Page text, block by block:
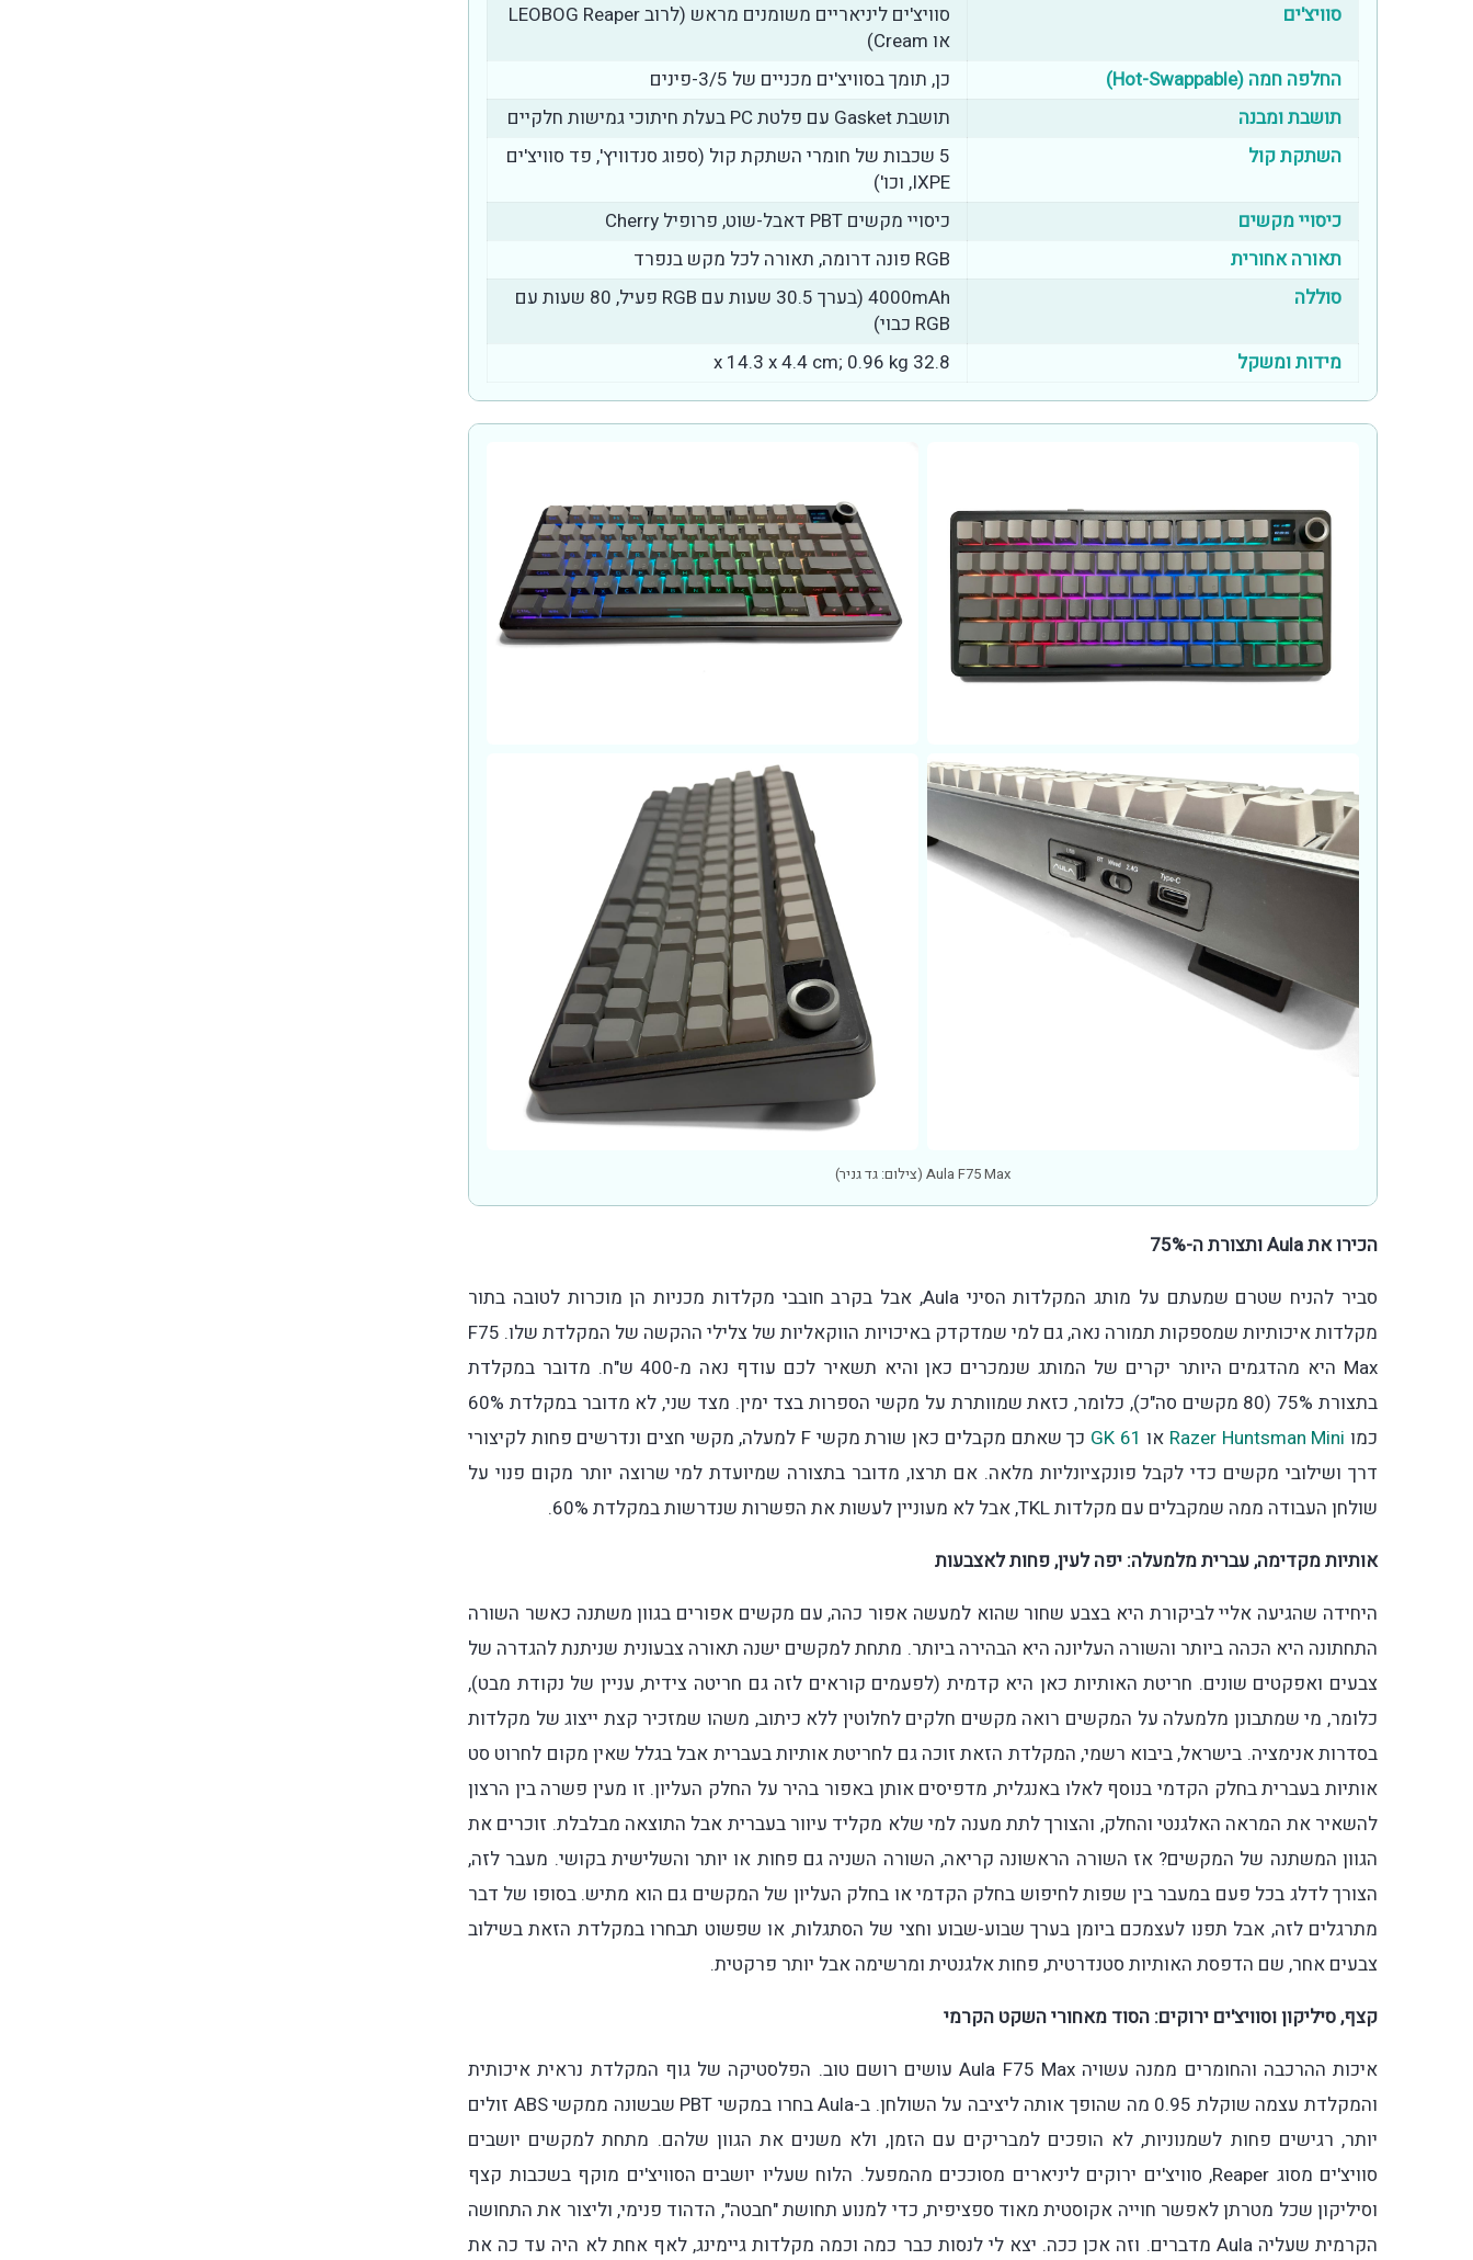
סוויצ'ים
סוויצ'ים ליניאריים משומנים מראש (לרוב LEOBOG Reaper
או Cream)
החלפה חמה (Hot-Swappable)
כן, תומך בסוויצ'ים מכניים של 3/5-פינים
תושבת ומבנה
תושבת Gasket עם פלטת PC בעלת חיתוכי גמישות חלקיים
השתקת קול
5 שכבות של חומרי השתקת קול (ספוג סנדוויץ', פד סוויצ'ים
IXPE, וכו')
כיסויי מקשים
כיסויי מקשים PBT דאבל-שוט, פרופיל Cherry
תאורה אחורית
RGB פונה דרומה, תאורה לכל מקש בנפרד
סוללה
4000mAh (בערך 30.5 שעות עם RGB פעיל, 80 שעות עם
RGB כבוי)
מידות ומשקל
32.8 x 14.3 x 4.4 cm; 0.96 kg
Aula F75 Max (צילום: גד גניר)
הכירו את Aula ותצורת ה-75%
סביר להניח שטרם שמעתם על מותג המקלדות הסיני Aula, אבל בקרב חובבי מקלדות מכניות הן מוכרות לטובה בתור
מקלדות איכותיות שמספקות תמורה נאה, גם למי שמדקדק באיכויות הווקאליות של צלילי ההקשה של המקלדת שלו. F75
Max היא מהדגמים היותר יקרים של המותג שנמכרים כאן והיא תשאיר לכם עודף נאה מ-400 ש"ח. מדובר במקלדת
בתצורת 75% (80 מקשים סה"כ), כלומר, כזאת שמוותרת על מקשי הספרות בצד ימין. מצד שני, לא מדובר במקלדת 60%
כמו Razer Huntsman Mini או GK 61
כך שאתם מקבלים כאן שורת מקשי F למעלה, מקשי חצים ונדרשים פחות לקיצורי
דרך ושילובי מקשים כדי לקבל פונקציונליות מלאה. אם תרצו, מדובר בתצורה שמיועדת למי שרוצה יותר מקום פנוי על
שולחן העבודה ממה שמקבלים עם מקלדות TKL, אבל לא מעוניין לעשות את הפשרות שנדרשות במקלדת 60%.
אותיות מקדימה, עברית מלמעלה: יפה לעין, פחות לאצבעות
היחידה שהגיעה אליי לביקורת היא בצבע שחור שהוא למעשה אפור כהה, עם מקשים אפורים בגוון משתנה כאשר השורה
התחתונה היא הכהה ביותר והשורה העליונה היא הבהירה ביותר. מתחת למקשים ישנה תאורה צבעונית שניתנת להגדרה של
צבעים ואפקטים שונים. חריטת האותיות כאן היא קדמית (לפעמים קוראים לזה גם חריטה צידית, עניין של נקודת מבט),
כלומר, מי שמתבונן מלמעלה על המקשים רואה מקשים חלקים לחלוטין ללא כיתוב, משהו שמזכיר קצת ייצוג של מקלדות
בסדרות אנימציה. בישראל, ביבוא רשמי, המקלדת הזאת זוכה גם לחריטת אותיות בעברית אבל בגלל שאין מקום לחרוט סט
אותיות בעברית בחלק הקדמי בנוסף לאלו באנגלית, מדפיסים אותן באפור בהיר על החלק העליון. זו מעין פשרה בין הרצון
להשאיר את המראה האלגנטי והחלק, והצורך לתת מענה למי שלא מקליד עיוור בעברית אבל התוצאה מבלבלת. זוכרים את
הגוון המשתנה של המקשים? אז השורה הראשונה קריאה, השורה השניה גם פחות או יותר והשלישית בקושי. מעבר לזה,
הצורך לדלג בכל פעם במעבר בין שפות לחיפוש בחלק הקדמי או בחלק העליון של המקשים גם הוא מתיש. בסופו של דבר
מתרגלים לזה, אבל תפנו לעצמכם ביומן בערך שבוע-שבוע וחצי של הסתגלות, או שפשוט תבחרו במקלדת הזאת בשילוב
צבעים אחר, שם הדפסת האותיות סטנדרטית, פחות אלגנטית ומרשימה אבל יותר פרקטית.
קצף, סיליקון וסוויצ'ים ירוקים: הסוד מאחורי השקט הקרמי
איכות ההרכבה והחומרים ממנה עשויה Aula F75 Max עושים רושם טוב. הפלסטיקה של גוף המקלדת נראית איכותית
והמקלדת עצמה שוקלת 0.95 מה שהופך אותה ליציבה על השולחן. ב-Aula בחרו במקשי PBT שבשונה ממקשי ABS זולים
יותר, רגישים פחות לשמנוניות, לא הופכים למבריקים עם הזמן, ולא משנים את הגוון שלהם. מתחת למקשים יושבים
סוויצ'ים מסוג Reaper, סוויצ'ים ירוקים ליניארים מסוככים מהמפעל. הלוח שעליו יושבים הסוויצ'ים מוקף בשכבות קצף
וסיליקון שכל מטרתן לאפשר חוייה אקוסטית מאוד ספציפית, כדי למנוע תחושת "חבטה", הדהוד פנימי, וליצור את התחושה
הקרמית שעליה Aula מדברים. וזה אכן ככה. יצא לי לנסות כבר כמה וכמה מקלדות גיימינג, לאף אחת לא היה עד כה את